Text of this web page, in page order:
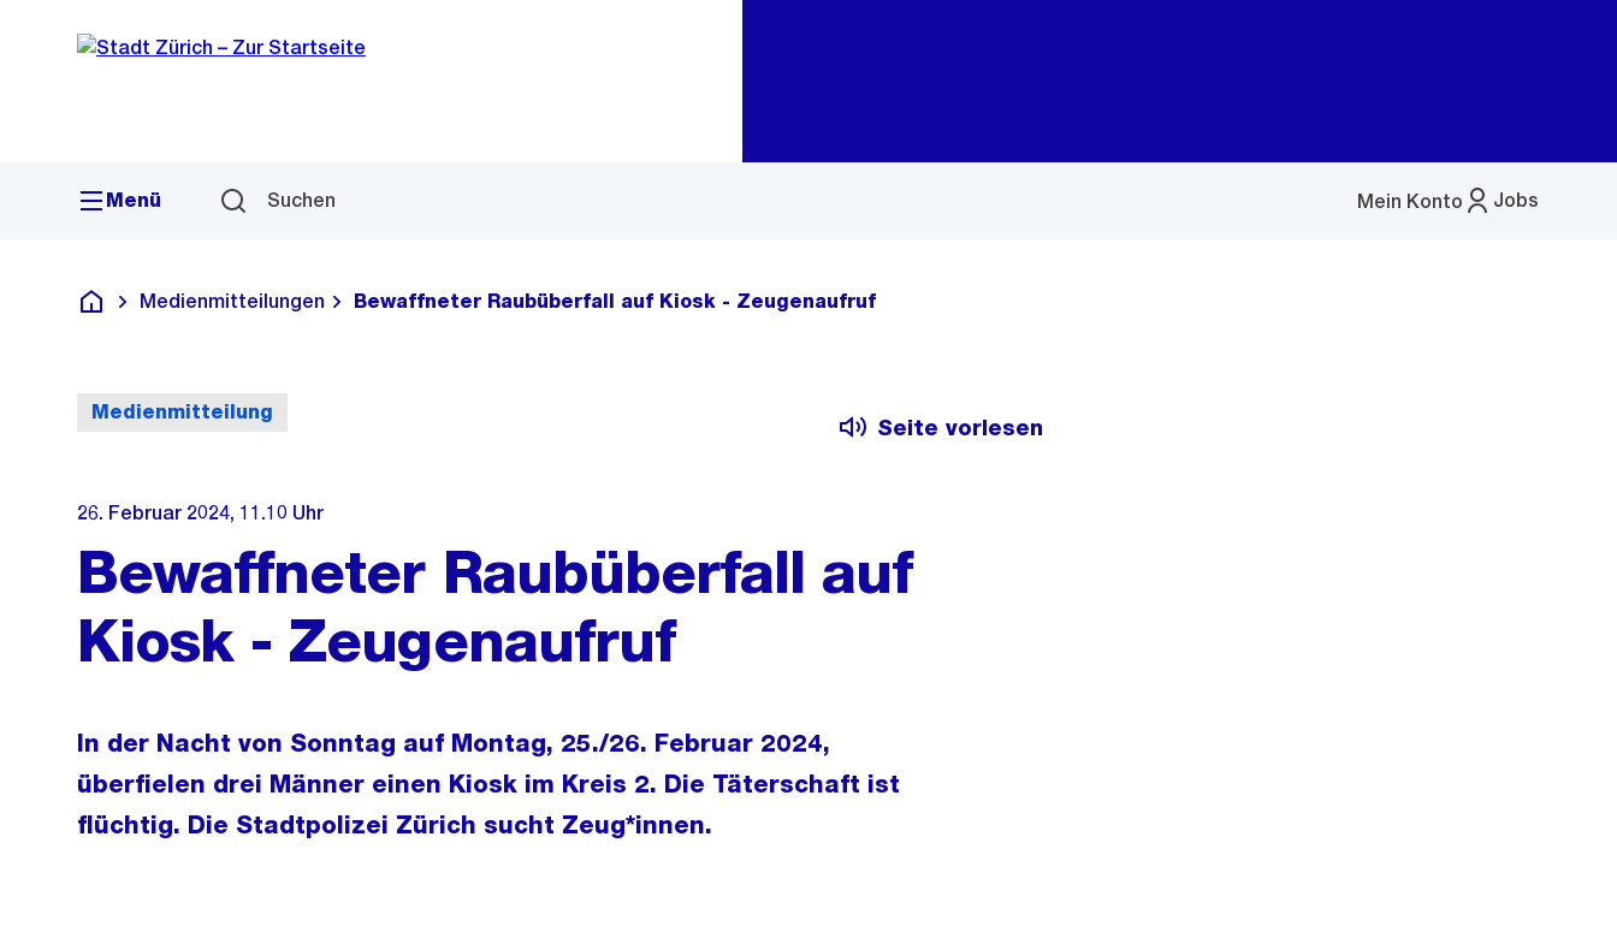
Navigation
Sprunglink
Menü Suchen Jobs
Mein Konto
Menü
Deutsch
Medienmitteilungen Bewaffneter Raubüberfall auf Kiosk - Zeugenaufruf
Medienmitteilung
Seite vorlesen
26. Februar 2024, 11.10 Uhr
Bewaffneter Raubüberfall auf
Kiosk - Zeugenaufruf
In der Nacht von Sonntag auf Montag, 25./26. Februar 2024,
überfielen drei Männer einen Kiosk im Kreis 2. Die Täterschaft ist
flüchtig. Die Stadtpolizei Zürich sucht Zeug*innen.